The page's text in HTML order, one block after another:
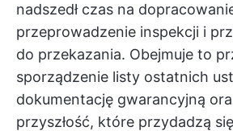
nadszedł czas na
przeprowadzenie inspekcji i
do przekazania. Obejmuje to
sporządzenie listy ostatnich
dokumentację gwarancyjną
przyszłość, które przydadzą